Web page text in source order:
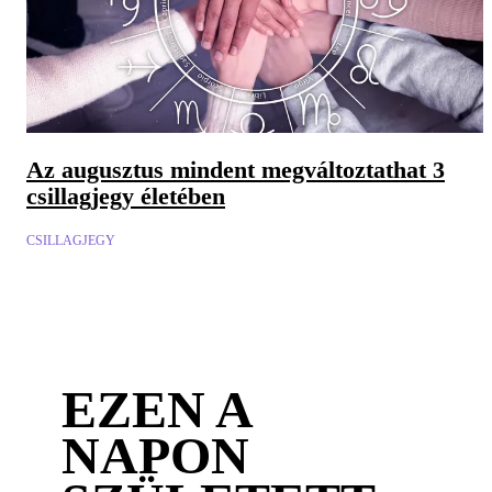
Az augusztus mindent megváltoztathat 3
csillagjegy életében
CSILLAGJEGY
EZEN A
NAPON